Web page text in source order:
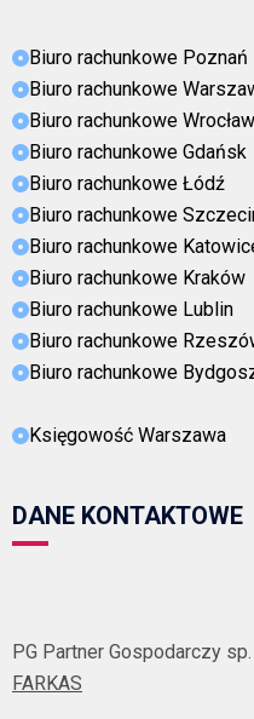
Biuro rachunkowe Poznań
Biuro rachunkowe
Biuro rachunkowe Wrocław
Biuro rachunkowe Gdańsk
Biuro rachunkowe Łódź
Biuro rachunkowe
Biuro rachunkowe
Biuro rachunkowe Kraków
Biuro rachunkowe Lublin
Biuro rachunkowe
Biuro rachunkowe
Księgowość Warszawa
DANE KONTAKTOWE
PG Partner Gospodarczy
FARKAS